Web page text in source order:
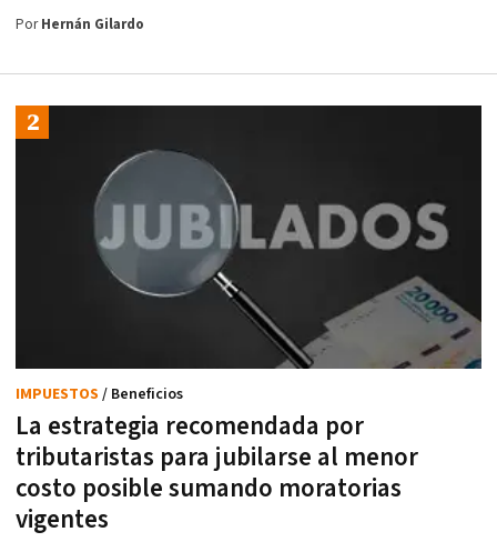
PorHernán Gilardo
La estrategia recomendada por
tributaristas para jubilarse al menor
costo posible sumando moratorias
vigentes
IMPUESTOS / Beneficios